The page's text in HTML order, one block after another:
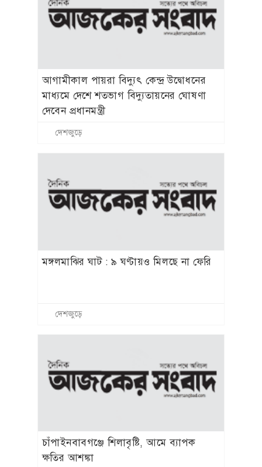
আগামীকাল পায়রা বিদ্যুৎ কেন্দ্র উদ্বোধনের
মাধ্যমে দেশে শতভাগ বিদ্যুতায়নের ঘোষণা
দেবেন প্রধানমন্ত্রী
দেশজুড়ে
মঙ্গলমাঝির ঘাট : ৯ ঘণ্টায়ও মিলছে না ফেরি
দেশজুড়ে
চাঁপাইনবাবগঞ্জে শিলাবৃষ্টি, আমে ব্যাপক
ক্ষতির আশঙ্কা